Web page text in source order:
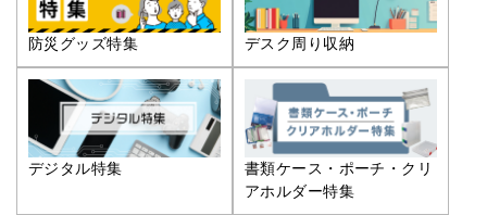
防災グッズ特集 デスク周り収納
デジタル特集
書類ケース・ポーチ・クリ
アホルダー特集